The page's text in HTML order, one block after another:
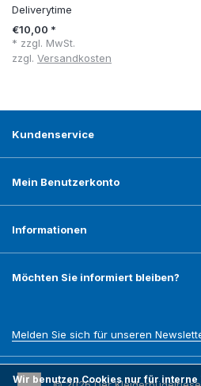
Deliverytime
€10,00 *
* zzgl. MwSt.
zzgl. Versandkosten
Kundenservice
Mein Benutzerkonto
Informationen
Möchten Sie informiert bleiben?
Melden Sie sich für unseren
Wir benutzen Cookies nur für interne